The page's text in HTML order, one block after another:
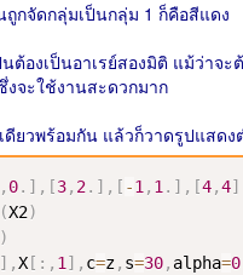
กจัดกลุ่มเป็นกลุ่ม 1 ก็คือสีแดง
นต้องเป็นอาเรย์สองมิติ แม้ว่าจ
จะใช้งานสะดวกมาก
ยวพร้อมกัน แล้วก็วาดรูปแสด
, 0. ] , [3, 2. ] , [ -1 , 1 . ] , [4,4]
(X2)
)
] ,X [ : , 1 ] , c=z, s=30, alpha=